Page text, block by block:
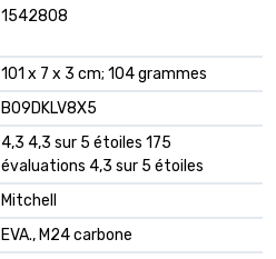
‎1542808
‎101 x 7 x 3 cm; 104 grammes
‎B09DKLV8X5
4,3 4,3 sur 5 étoiles 175
évaluations 4,3 sur 5 étoiles
Mitchell
EVA., M24 carbone